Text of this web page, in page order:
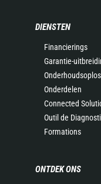
DIENSTEN
Financierings
Garantie-
Onderdelen
Connected
Outil de
Formations
ONTDEK ONS